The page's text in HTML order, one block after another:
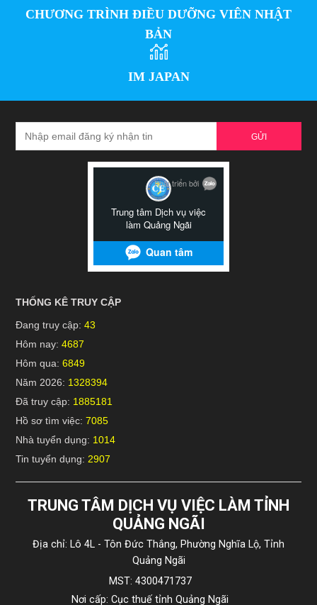
CHƯƠNG TRÌNH ĐIỀU DƯỠNG VIÊN NHẬT
BẢN
IM JAPAN
GỬI
THỐNG KÊ TRUY CẬP
Đang truy cập: 43
Hôm nay: 4687
Hôm qua: 6849
Năm 2026: 1328394
Đã truy cập: 1885181
Hồ sơ tìm việc: 7085
Nhà tuyển dụng: 1014
Tin tuyển dụng: 2907
TRUNG TÂM DỊCH VỤ VIỆC LÀM TỈNH
QUẢNG NGÃI
Địa chỉ: Lô 4L - Tôn Đức Thắng, Phường Nghĩa Lộ, Tỉnh
Quảng Ngãi
MST: 4300471737
Nơi cấp: Cục thuế tỉnh Quảng Ngãi